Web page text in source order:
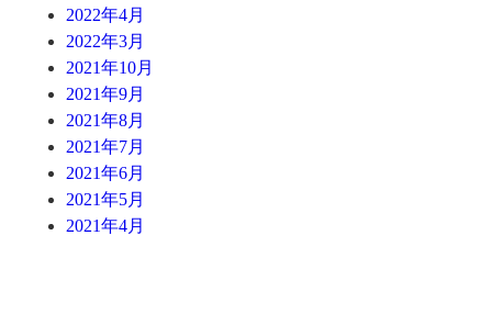
2022年4月
2022年3月
2021年10月
2021年9月
2021年8月
2021年7月
2021年6月
2021年5月
2021年4月